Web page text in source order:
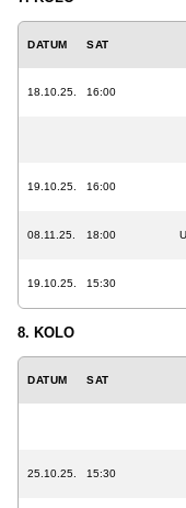
DATUM SAT
18.10.25. 16:00
19.10.25. 16:00
08.11.25. 18:00
19.10.25. 15:30
8. KOLO
DATUM SAT
25.10.25. 15:30